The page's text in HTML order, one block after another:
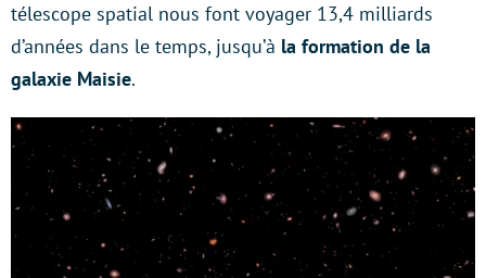
télescope spatial nous font voyager 13,4 milliards
d’années dans le temps, jusqu’à la formation de la
galaxie Maisie.